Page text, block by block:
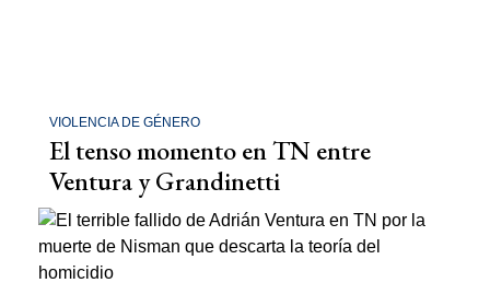
VIOLENCIA DE GÉNERO
El tenso momento en TN entre
Ventura y Grandinetti